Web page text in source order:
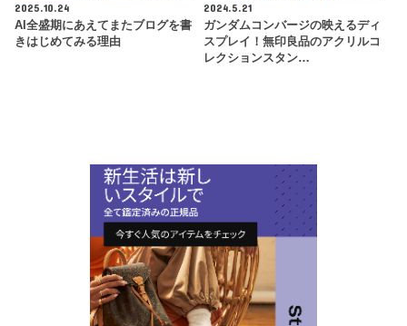
2025.10.24
AI全盛期にあえてまたブログを書
きはじめてみる理由
2024.5.21
ガンダムコンバージの映えるディ
スプレイ！無印良品のアクリルコ
レクションスタン…